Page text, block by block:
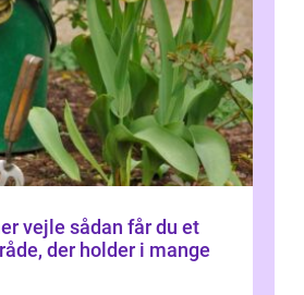
får du et
der holder i mange